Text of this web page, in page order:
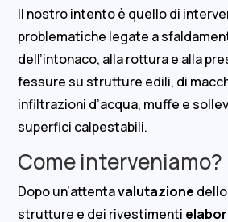
Il nostro intento è quello di
problematiche legate a
dell’intonaco, alla rottura e alla
fessure su strutture edili, di
infiltrazioni d’acqua, muffe e
superfici calpestabili.
Come interveniamo?
Dopo un’attentavalutazione
strutture e dei rivestimenti